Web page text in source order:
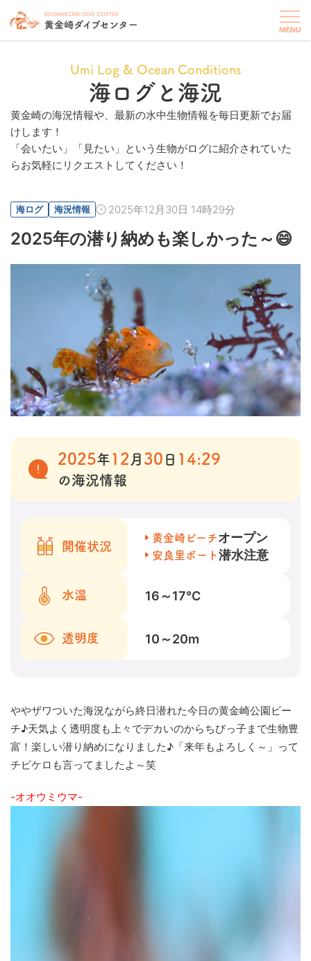
Umi Log & Ocean Conditions
海ログと海況
黄金崎の海況情報や、最新の水中生物情報を毎日更新でお届
けします！
「会いたい」「見たい」という生物がログに紹介されていた
らお気軽にリクエストしてください！
海ログ 海況情報 2025年12月30日 14時29分
2025年の潜り納めも楽しかった～😄
2025年 12 月 30 日 14:29
の海況情報
開催状況
黄金崎ビーチオープン
安良里ボート 潜水注意
水温 16～17℃
透明度 10～20m
ややザワついた海況ながら終日潜れた今日の黄金崎公園ビー
チ♪天気よく透明度も上々でデカいのからちびっ子まで生物豊
富！楽しい潜り納めになりました♪「来年もよろしく～」って
チビケロも言ってましたよ～笑
-オオウミウマ-